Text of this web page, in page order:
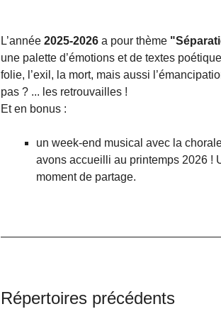
L’année 2025-2026 a pour thème
une palette d’émotions et de textes
folie, l’exil, la mort, mais aussi
pas ? ... les retrouvailles !
Et en bonus :
un week-end musical avec la
avons accueilli au printemps 2026 !
moment de partage.
Répertoires précédents